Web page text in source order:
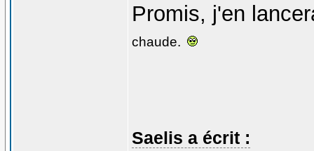
Promis, j'en
chaude.
Saelis a écrit :